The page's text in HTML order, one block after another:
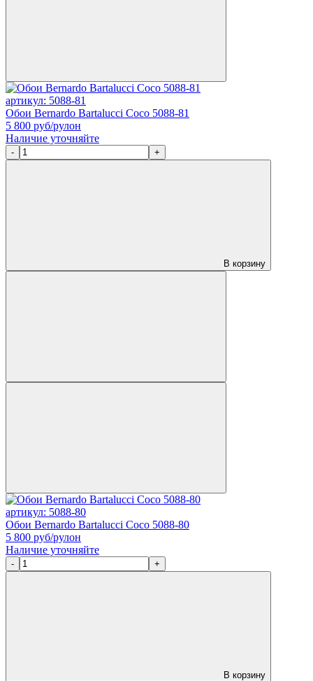
артикул: 5088-81
Обои Bernardo Bartalucci Coco 5088-81
5 800 руб/рулон
Наличие уточняйте
- +
В корзину
артикул: 5088-80
Обои Bernardo Bartalucci Coco 5088-80
5 800 руб/рулон
Наличие уточняйте
- +
В корзину